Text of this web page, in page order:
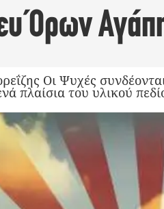
Όρων
Oι Ψυχές
πλαίσια του υλικού